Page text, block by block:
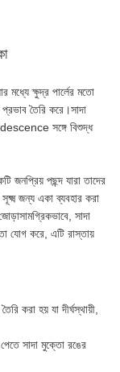
মধ্যে ক্ষুদ্র পার্লের মতো
তৈরি করে।সাদা
সঙ্গে বিশুদ্ধ
জনপ্রিয় পছন্দ যারা তাদের
জন্য একা ব্যবহার করা
সাদা
যোগ করে, এটি রাস্তায়
করা হয় যা দীর্ঘস্থায়ী,
সাদা মুক্তো রঙের